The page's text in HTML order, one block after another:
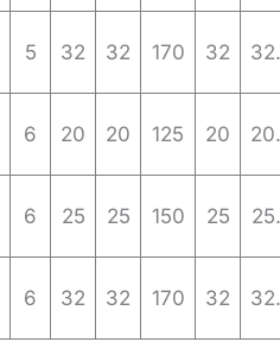
5 32 32 170 32
6 20 20 125 20
6 25 25 150 25
6 32 32 170 32